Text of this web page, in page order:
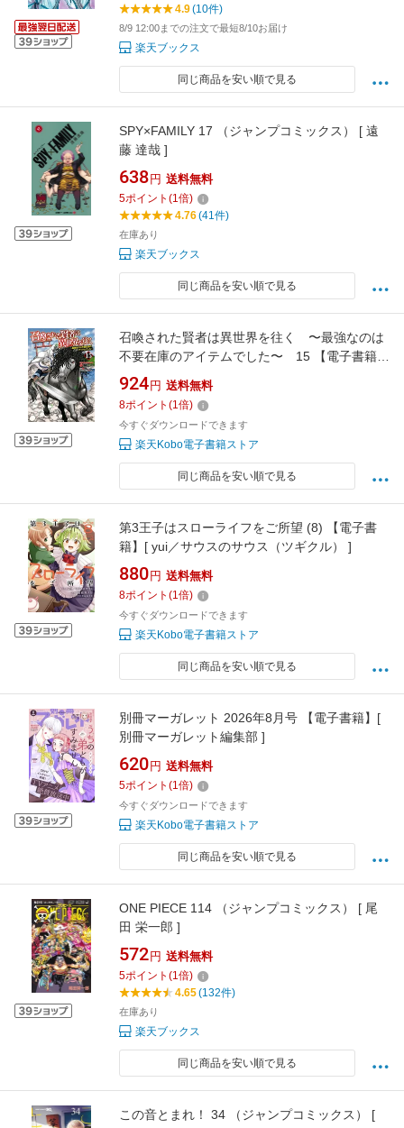
4.9(10件)
8/9 12:00までの注文で最短8/10お届け
楽天ブックス
同じ商品を安い順で見る
SPY×FAMILY 17 （ジャンプコミックス） [ 遠
藤 達哉 ]
638 円 送料無料
5ポイント (1倍)
4.76(41件)
在庫あり
楽天ブックス
同じ商品を安い順で見る
召喚された賢者は異世界を往く 〜最強なのは
不要在庫のアイテムでした〜 15 【電子書籍】
[ 小林 こー ]
924 円 送料無料
8ポイント (1倍)
今すぐダウンロードできます
楽天Kobo電子書籍ストア
同じ商品を安い順で見る
第3王子はスローライフをご所望 (8) 【電子書
籍】[ yui／サウスのサウス（ツギクル） ]
880 円 送料無料
8ポイント (1倍)
今すぐダウンロードできます
楽天Kobo電子書籍ストア
同じ商品を安い順で見る
別冊マーガレット 2026年8月号 【電子書籍】[
別冊マーガレット編集部 ]
620 円 送料無料
5ポイント (1倍)
今すぐダウンロードできます
楽天Kobo電子書籍ストア
同じ商品を安い順で見る
ONE PIECE 114 （ジャンプコミックス） [ 尾
田 栄一郎 ]
572 円 送料無料
5ポイント (1倍)
4.65(132件)
在庫あり
楽天ブックス
同じ商品を安い順で見る
この音とまれ！ 34 （ジャンプコミックス） [